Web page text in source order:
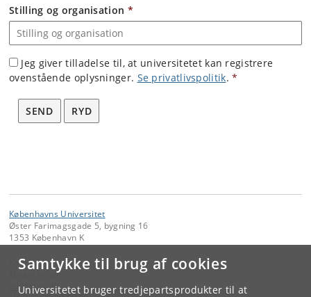
Samtykke til brug af cookies
Universitetet bruger tredjepartsprodukter til at
Stilling og organisation *
Jeg giver tilladelse til, at universitetet kan registrere
ovenstående oplysninger. Se privatlivspolitik.*
SEND RYD
Københavns Universitet
Øster Farimagsgade 5, bygning 16
1353 København K
Kontakt:
Mikkel Krogh
mk @faos.dk